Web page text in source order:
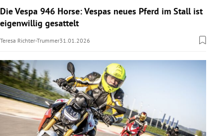
Die Vespa 946 Horse: Vespas neues Pferd im Stall ist
eigenwillig gesattelt
Teresa Richter-Trummer31.01.2026